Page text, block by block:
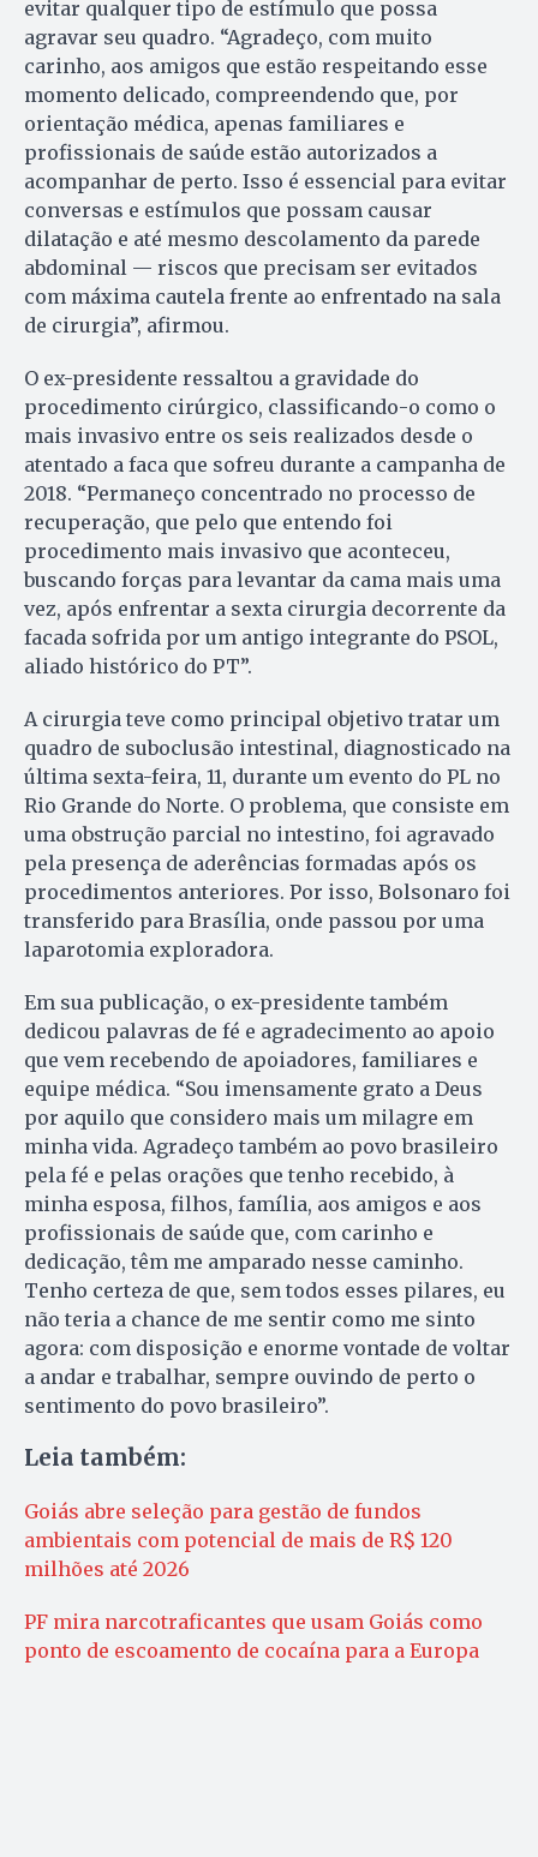
evitar qualquer tipo de estímulo que possa
agravar seu quadro. “Agradeço, com muito
carinho, aos amigos que estão respeitando esse
momento delicado, compreendendo que, por
orientação médica, apenas familiares e
profissionais de saúde estão autorizados a
acompanhar de perto. Isso é essencial para evitar
conversas e estímulos que possam causar
dilatação e até mesmo descolamento da parede
abdominal — riscos que precisam ser evitados
com máxima cautela frente ao enfrentado na sala
de cirurgia”, afirmou.
O ex-presidente ressaltou a gravidade do
procedimento cirúrgico, classificando-o como o
mais invasivo entre os seis realizados desde o
atentado a faca que sofreu durante a campanha de
2018. “Permaneço concentrado no processo de
recuperação, que pelo que entendo foi
procedimento mais invasivo que aconteceu,
buscando forças para levantar da cama mais uma
vez, após enfrentar a sexta cirurgia decorrente da
facada sofrida por um antigo integrante do PSOL,
aliado histórico do PT”.
A cirurgia teve como principal objetivo tratar um
quadro de suboclusão intestinal, diagnosticado na
última sexta-feira, 11, durante um evento do PL no
Rio Grande do Norte. O problema, que consiste em
uma obstrução parcial no intestino, foi agravado
pela presença de aderências formadas após os
procedimentos anteriores. Por isso, Bolsonaro foi
transferido para Brasília, onde passou por uma
laparotomia exploradora.
Em sua publicação, o ex-presidente também
dedicou palavras de fé e agradecimento ao apoio
que vem recebendo de apoiadores, familiares e
equipe médica. “Sou imensamente grato a Deus
por aquilo que considero mais um milagre em
minha vida. Agradeço também ao povo brasileiro
pela fé e pelas orações que tenho recebido, à
minha esposa, filhos, família, aos amigos e aos
profissionais de saúde que, com carinho e
dedicação, têm me amparado nesse caminho.
Tenho certeza de que, sem todos esses pilares, eu
não teria a chance de me sentir como me sinto
agora: com disposição e enorme vontade de voltar
a andar e trabalhar, sempre ouvindo de perto o
sentimento do povo brasileiro”.
Leia também:
Goiás abre seleção para gestão de fundos
ambientais com potencial de mais de R$ 120
milhões até 2026
PF mira narcotraficantes que usam Goiás como
ponto de escoamento de cocaína para a Europa